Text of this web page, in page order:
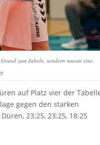
zum Jubeln, sondern musste eine
auf Platz vier der
gegen den starken
23:25, 23:25, 18:25